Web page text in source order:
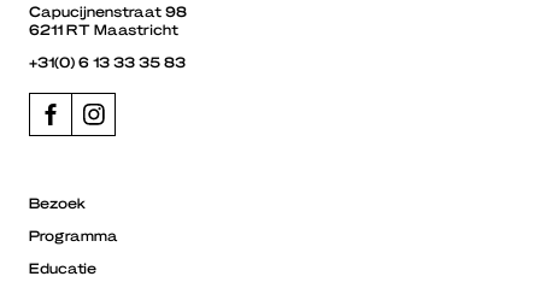
Capucijnenstraat 98
6211 RT Maastricht
+31(0) 6 13 33 35 83
Bezoek
Programma
Educatie